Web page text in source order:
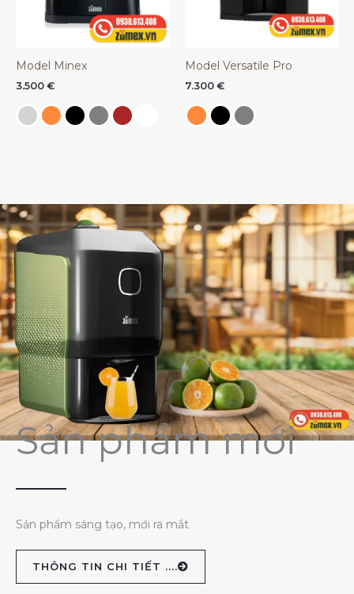
Model Minex
3.500 €
Model Versatile Pro
7.300 €
Sản phẩm mới
Sản phẩm sáng tạo, mới ra mắt
THÔNG TIN CHI TIẾT ....